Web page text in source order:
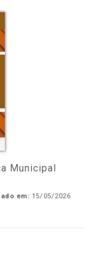
Municipal
em: 15/05/2026